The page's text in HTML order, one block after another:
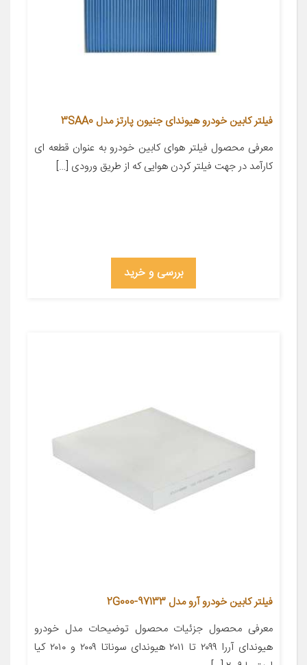
فیلتر کابین خودرو هیوندای جنیون پارتز مدل 3SAA0
معرفی محصول فیلتر هوای کابین خودرو به عنوان قطعه ای
کارآمد در جهت فیلتر کردن هوایی که از طریق ورودی […]
بررسی و خرید
فیلتر کابین خودرو آرو مدل 2G000-97133
معرفی محصول جزئیات محصول توضیحات مدل خودرو
هیوندای آررا ۲۰۹۹ تا ۲۰۱۱ هیوندای سوناتا ۲۰۰۹ و ۲۰۱۰ کیا